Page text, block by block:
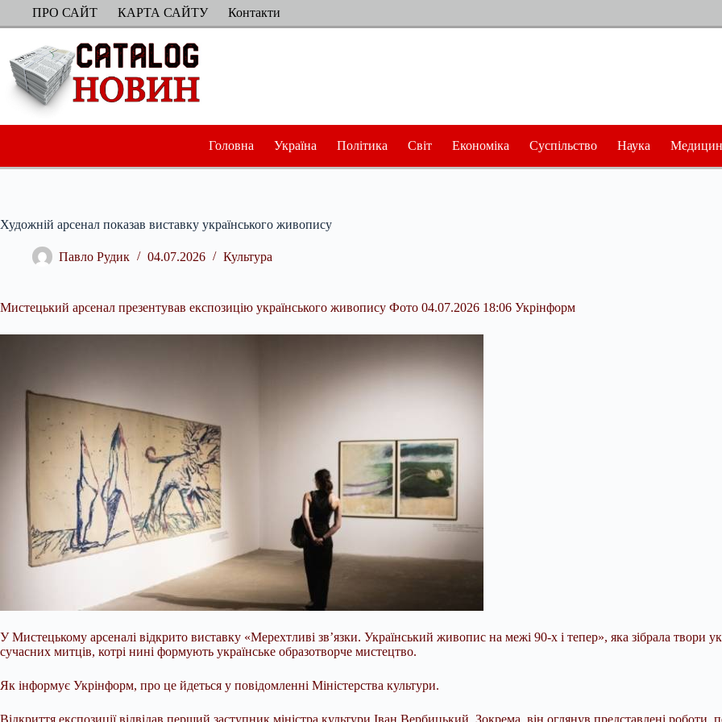
ПерейтиПРО САЙТ КАРТА САЙТУ Контакти
Головна Україна Політика Світ Економіка Суспільство Наука
Художній арсенал показав виставку українського живопису
Павло Рудик 04.07.2026 Культура
Мистецький арсенал презентував експозицію українського живопису Фото 04.07.2026 18:06 Укрінформ
У Мистецькому арсеналі відкрито виставку «Мерехтливі зв’язки. Український живопис на межі 90-х і тепер», яка зібрала твори
сучасних митців, котрі нині формують українське образотворче мистецтво.
Як інформує Укрінформ, про це йдеться у повідомленні Міністерства культури.
Відкриття експозиції відвідав перший заступник міністра культури Іван Вербицький. Зокрема, він оглянув представлені